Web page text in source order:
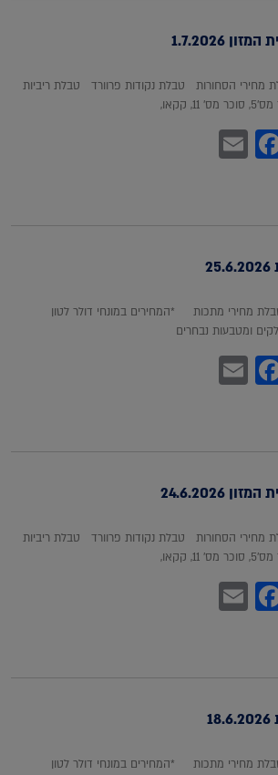
1.7.2026
הסחורות טבלת נקודות פרוורד טבלת ריביות
קקאו,
Facebook
מחירי מתכות *המחירים במונחי דולר לטון
ומטבעות נבחרים
Facebook
24.6.2026
הסחורות טבלת נקודות פרוורד טבלת ריביות
קקאו,
Facebook
מחירי מתכות *המחירים במונחי דולר לטון